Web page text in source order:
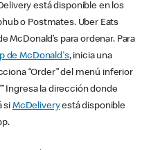
está disponible en los
o Postmates. Uber Eats
McDonald’s para ordenar. Para
de McDonald's, inicia una
“Order” del menú inferior
Ingresa la dirección donde
si McDeliveryestá disponible